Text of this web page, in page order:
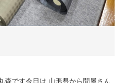
森です今日は 山形県から問屋さん